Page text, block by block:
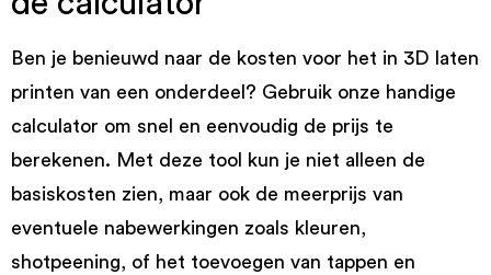
Ben je benieuwd naar de kosten voor het in 3D laten
printen van een onderdeel? Gebruik onze handige
calculator om snel en eenvoudig de prijs te
berekenen. Met deze tool kun je niet alleen de
basiskosten zien, maar ook de meerprijs van
eventuele nabewerkingen zoals kleuren,
shotpeening, of het toevoegen van tappen en